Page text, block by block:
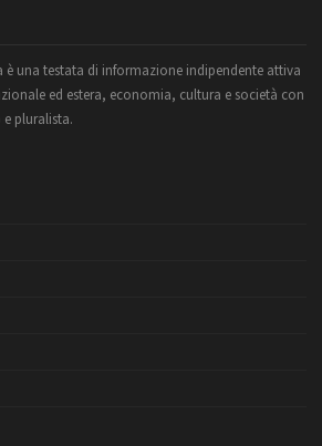
è una testata di informazione indipendente attiva
ed estera, economia, cultura e società con
pluralista.